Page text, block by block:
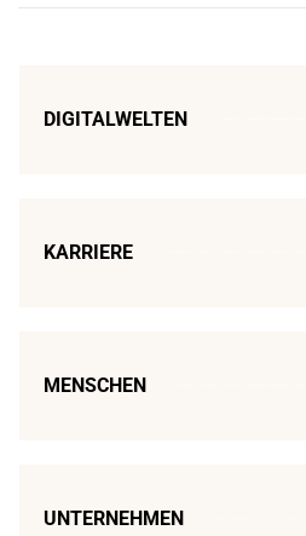
DIGITALWELTEN
KARRIERE
MENSCHEN
UNTERNEHMEN